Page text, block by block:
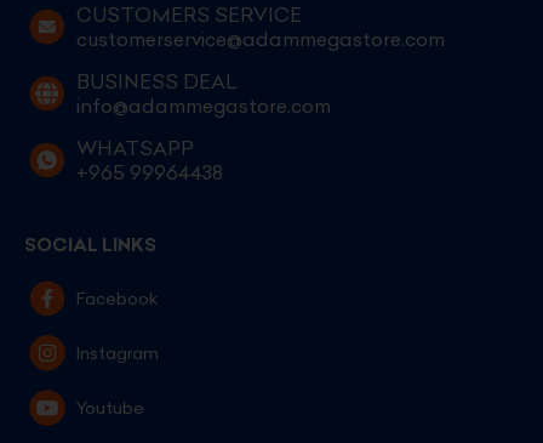
CUSTOMERS SERVICE
customerservice@adammegastore.com
BUSINESS DEAL
info@adammegastore.com
WHATSAPP
+965 99964438
SOCIAL LINKS
Facebook
Instagram
Youtube